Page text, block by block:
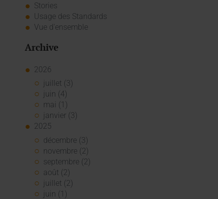
Stories
Usage des Standards
Vue d'ensemble
Archive
2026
juillet (3)
juin (4)
mai (1)
janvier (3)
2025
décembre (3)
novembre (2)
septembre (2)
août (2)
juillet (2)
juin (1)